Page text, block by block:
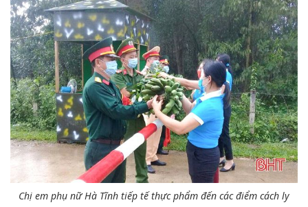
Chị em phụ nữ Hà Tĩnh tiếp tế thực phẩm đến các điểm cách ly